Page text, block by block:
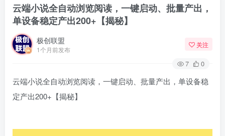
云端小说全自动浏览阅读，一键启动、批量产出，
单设备稳定产出200+【揭秘】
极创联盟
1个月前发布
关注
7 0
云端小说全自动浏览阅读，一键启动、批量产出，单设备稳
定产出200+【揭秘】